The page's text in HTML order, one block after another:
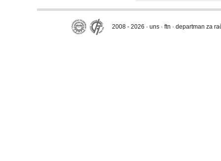
2008 - 2026 · uns · ftn · departman za